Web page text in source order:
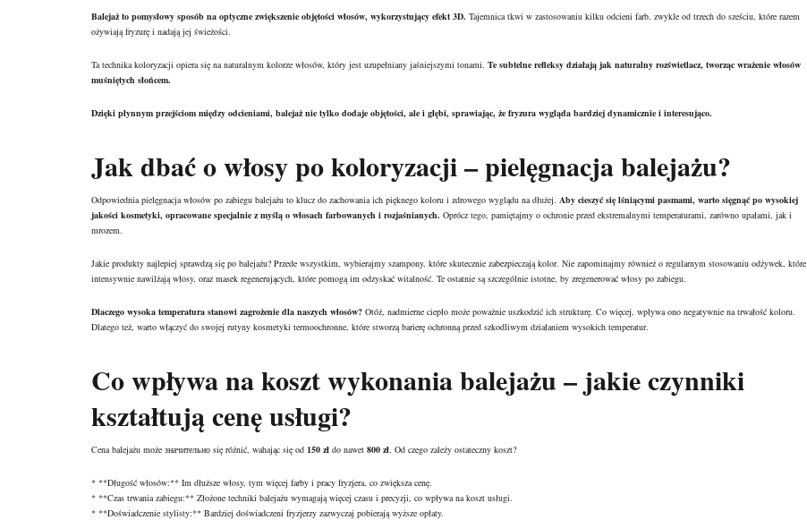
Balejaż to pomysłowy sposób na optyczne zwiększenie objętości włosów, wykorzystujący efekt 3D. Tajemnica tkwi w zastosowaniu kilku odcieni farb, zwykle od trzech do sześciu, które razem
ożywiają fryzurę i nadają jej świeżości.
Ta technika koloryzacji opiera się na naturalnym kolorze włosów, który jest uzupełniany jaśniejszymi tonami. Te subtelne refleksy działają jak naturalny rozświetlacz, tworząc wrażenie włosów
muśniętych słońcem.
Dzięki płynnym przejściom między odcieniami, balejaż nie tylko dodaje objętości, ale i głębi, sprawiając, że fryzura wygląda bardziej dynamicznie i interesująco.
Jak dbać o włosy po koloryzacji – pielęgnacja balejażu?
Odpowiednia pielęgnacja włosów po zabiegu balejażu to klucz do zachowania ich pięknego koloru i zdrowego wyglądu na dłużej. Aby cieszyć się lśniącymi pasmami, warto sięgnąć po wysokiej
jakości kosmetyki, opracowane specjalnie z myślą o włosach farbowanych i rozjaśnianych. Oprócz tego, pamiętajmy o ochronie przed ekstremalnymi temperaturami, zarówno upałami, jak i
mrozem.
Jakie produkty najlepiej sprawdzą się po balejażu? Przede wszystkim, wybierajmy szampony, które skutecznie zabezpieczają kolor. Nie zapominajmy również o regularnym stosowaniu odżywek, które
intensywnie nawilżają włosy, oraz masek regenerujących, które pomogą im odzyskać witalność. Te ostatnie są szczególnie istotne, by zregenerować włosy po zabiegu.
Dlaczego wysoka temperatura stanowi zagrożenie dla naszych włosów? Otóż, nadmierne ciepło może poważnie uszkodzić ich strukturę. Co więcej, wpływa ono negatywnie na trwałość koloru.
Dlatego też, warto włączyć do swojej rutyny kosmetyki termoochronne, które stworzą barierę ochronną przed szkodliwym działaniem wysokich temperatur.
Co wpływa na koszt wykonania balejażu – jakie czynniki
kształtują cenę usługi?
Cena balejażu może значительно się różnić, wahając się od 150 zł do nawet 800 zł. Od czego zależy ostateczny koszt?
* **Długość włosów:** Im dłuższe włosy, tym więcej farby i pracy fryzjera, co zwiększa cenę.
* **Czas trwania zabiegu:** Złożone techniki balejażu wymagają więcej czasu i precyzji, co wpływa na koszt usługi.
* **Doświadczenie stylisty:** Bardziej doświadczeni fryzjerzy zazwyczaj pobierają wyższe opłaty.